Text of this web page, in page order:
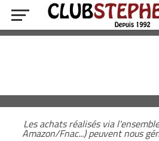
Les achats réalisés via
Amazon/Fnac...) peuvent nous